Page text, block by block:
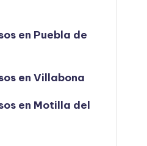
en Puebla de
en Villabona
en Motilla del